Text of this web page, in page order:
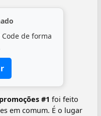
de forma
#1 foi feito
em comum. É o lugar